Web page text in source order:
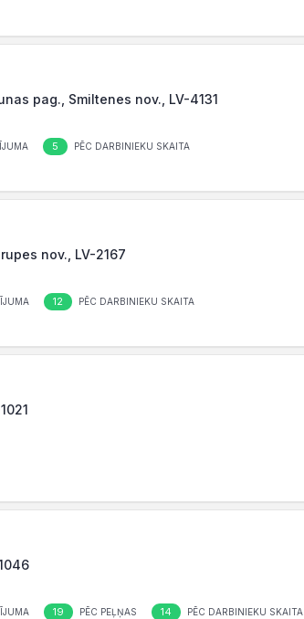
pag., Smiltenes nov., LV-4131
5 PĒC DARBINIEKU SKAITA
nov., LV-2167
12 PĒC DARBINIEKU SKAITA
19 PĒC PEĻŅAS 14 PĒC DARBINIEKU SKAITA